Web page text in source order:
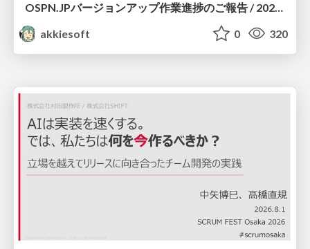
akkiesoft
0 320